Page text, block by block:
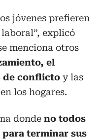
jóvenes prefieren
explicó
menciona otros
el
de conflicto y las
los hogares.
donde no todos
terminar sus